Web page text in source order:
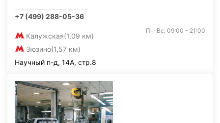
+7 (499) 288-05-36
Калужская(1,09 км)
Зюзино(1,57 км)
Пн-Вс: 09:00 - 21:00
Научный п-д, 14А, стр.8